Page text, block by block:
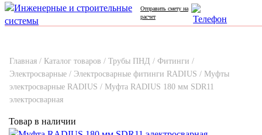
Отправить смету на
расчет
Главная / Каталог товаров / Трубы ПНД / Фитинги /
Электросварные / Электросварные фитинги RADIUS / Муфты
электросварные RADIUS / Муфта RADIUS 180 мм SDR11
электросварная
Товар в наличии